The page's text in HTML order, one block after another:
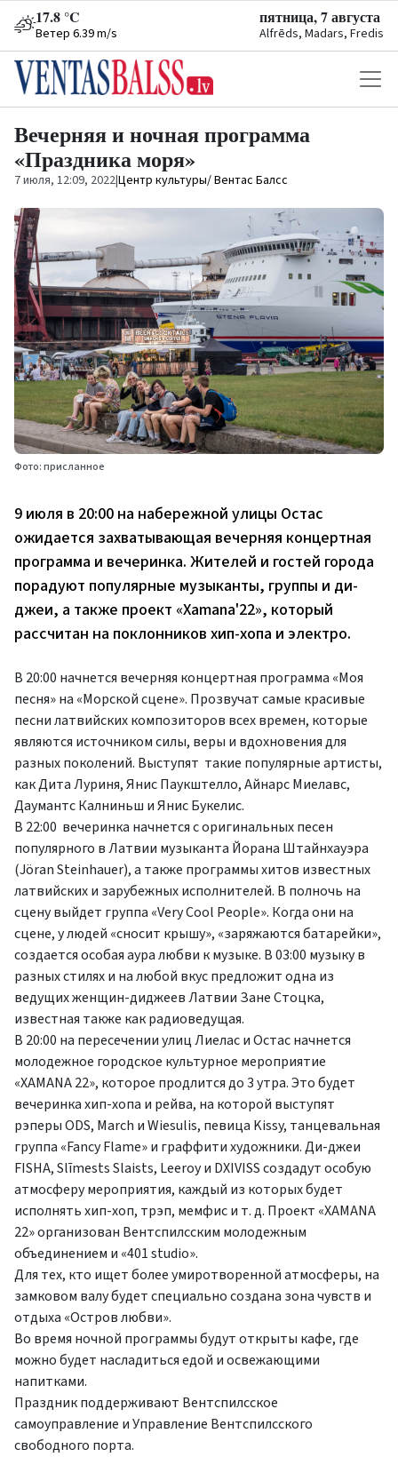
17.8 °C
Ветер 6.39 m/s
пятница, 7 августа
Alfrēds, Madars, Fredis
Вечерняя и ночная программа
«Праздника моря»
7 июля, 12:09, 2022|Центр культуры/ Вентас Балсс
Фото: присланное
9 июля в 20:00 на набережной улицы Остас
ожидается захватывающая вечерняя концертная
программа и вечеринка. Жителей и гостей города
порадуют популярные музыканты, группы и ди-
джеи, а также проект «Xamana'22», который
рассчитан на поклонников хип-хопа и электро.
В 20:00 начнется вечерняя концертная программа «Моя
песня» на «Морской сцене». Прозвучат самые красивые
песни латвийских композиторов всех времен, которые
являются источником силы, веры и вдохновения для
разных поколений. Выступят такие популярные артисты,
как Дита Луриня, Янис Паукштелло, Айнарс Миелавс,
Даумантс Калниньш и Янис Букелис.
В 22:00 вечеринка начнется с оригинальных песен
популярного в Латвии музыканта Йорана Штайнхауэра
(Jöran Steinhauer), а также программы хитов известных
латвийских и зарубежных исполнителей. В полночь на
сцену выйдет группа «Very Cool People». Когда они на
сцене, у людей «сносит крышу», «заряжаются батарейки»,
создается особая аура любви к музыке. В 03:00 музыку в
разных стилях и на любой вкус предложит одна из
ведущих женщин-диджеев Латвии Зане Стоцка,
известная также как радиоведущая.
В 20:00 на пересечении улиц Лиелас и Остас начнется
молодежное городское культурное мероприятие
«XAMANA 22», которое продлится до 3 утра. Это будет
вечеринка хип-хопа и рейва, на которой выступят
рэперы ODS, March и Wiesulis, певица Kissy, танцевальная
группа «Fancy Flame» и граффити художники. Ди-джеи
FISHA, Slīmests Slaists, Leeroy и DXIVISS создадут особую
атмосферу мероприятия, каждый из которых будет
исполнять хип-хоп, трэп, мемфис и т. д. Проект «XAMANA
22» организован Вентспилсским молодежным
объединением и «401 studio».
Для тех, кто ищет более умиротворенной атмосферы, на
замковом валу будет специально создана зона чувств и
отдыха «Остров любви».
Во время ночной программы будут открыты кафе, где
можно будет насладиться едой и освежающими
напитками.
Праздник поддерживают Вентспилсское
самоуправление и Управление Вентспилсского
свободного порта.